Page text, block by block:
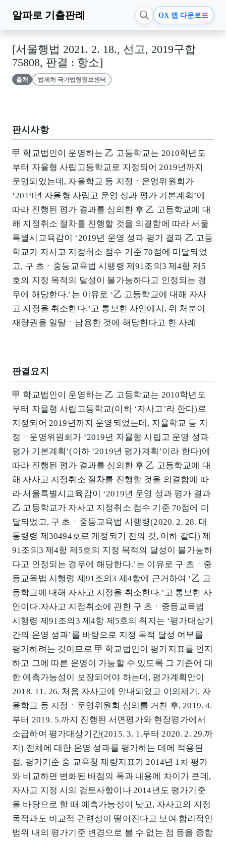
알파로 기출판례 OX 앱 다운로드
[서울행법 2021. 2. 18., 선고, 2019구합
75808, 판결 : 항소]
출처 법제처 국가법령정보센터
판시사항
甲 학교법인이 운영하는 乙 고등학교는 2010학년도
부터 자율형 사립고등학교로 지정되어 2019년까지
운영되었는데, 자율학교 등 지정ㆍ운영위원회가
‘2019년 자율형 사립고 운영 성과 평가 기본계획’에
따라 진행된 평가 결과를 심의한 후 乙 고등학교에 대
해 지정취소 절차를 진행할 것을 의결함에 따라 서울
특별시교육감이 ‘2019년 운영 성과 평가 결과 乙 고등
학교가 자사고 지정취소 점수 기준 70점에 미달되었
고, 구 초ㆍ중등교육법 시행령 제91조의3 제4항 제5
호의 지정 목적의 달성이 불가능하다고 인정되는 경
우에 해당한다.’는 이유로 ‘乙 고등학교에 대해 자사
고 지정을 취소한다.’고 통보한 사안에서, 위 처분이
재량권을 일탈ㆍ남용한 것에 해당한다고 한 사례
판결요지
甲 학교법인이 운영하는 乙 고등학교는 2010학년도
부터 자율형 사립고등학교(이하 ‘자사고’라 한다)로
지정되어 2019년까지 운영되었는데, 자율학교 등 지
정ㆍ운영위원회가 ‘2019년 자율형 사립고 운영 성과
평가 기본계획’(이하 ‘2019년 평가계획’이라 한다)에
따라 진행된 평가 결과를 심의한 후 乙 고등학교에 대
해 자사고 지정취소 절차를 진행할 것을 의결함에 따
라 서울특별시교육감이 ‘2019년 운영 성과 평가 결과
乙 고등학교가 자사고 지정취소 점수 기준 70점에 미
달되었고, 구 초ㆍ중등교육법 시행령(2020. 2. 28. 대
통령령 제30494호로 개정되기 전의 것, 이하 같다) 제
91조의3 제4항 제5호의 지정 목적의 달성이 불가능하
다고 인정되는 경우에 해당한다.’는 이유로 구 초ㆍ중
등교육법 시행령 제91조의3 제4항에 근거하여 ‘乙 고
등학교에 대해 자사고 지정을 취소한다.’고 통보한 사
안이다.자사고 지정취소에 관한 구 초ㆍ중등교육법
시행령 제91조의3 제4항 제5호의 취지는 ‘평가대상기
간의 운영 성과’를 바탕으로 지정 목적 달성 여부를
평가하려는 것이므로 甲 학교법인이 평가지표를 인지
하고 그에 따른 운영이 가능할 수 있도록 그 기준에 대
한 예측가능성이 보장되어야 하는데, 평가계획안이
2018. 11. 26. 처음 자사고에 안내되었고 이의제기, 자
율학교 등 지정ㆍ운영위원회 심의를 거친 후, 2019. 4.
부터 2019. 5.까지 진행된 서면평가와 현장평가에서
소급하여 평가대상기간(2015. 3. 1.부터 2020. 2. 29.까
지) 전체에 대한 운영 성과를 평가하는 데에 적용된
점, 평가기준 중 교육청 재량지표가 2014년 1차 평가
와 비교하면 변화된 배점의 폭과 내용에 차이가 큰데,
자사고 지정 시의 검토사항이나 2014년도 평가기준
을 바탕으로 할 때 예측가능성이 낮고, 자사고의 지정
목적과도 비교적 관련성이 떨어진다고 보여 합리적인
범위 내의 평가기준 변경으로 볼 수 없는 점 등을 종합